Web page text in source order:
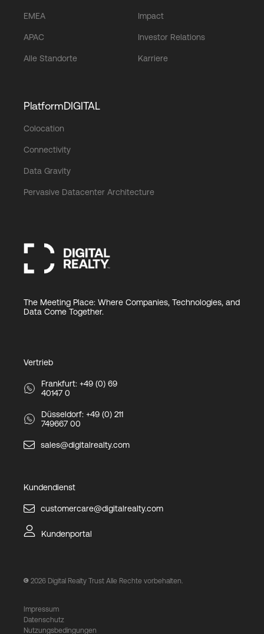
EMEA
APAC
Alle Standorte
Impact
Investor Relations
Karriere
PlatformDIGITAL
Colocation
Connectivity
Data Gravity
Pervasive Datacenter Architecture
The Meeting Place: Where Companies, Technologies, and
Data Come Together.
Vertrieb
Frankfurt: +49 (0) 69
40147 0
Düsseldorf: +49 (0) 211
749667 00
sales@digitalrealty.com
Kundendienst
customercare@digitalrealty.com
Kundenportal
2026 Digital Realty Trust Alle Rechte vorbehalten.
Impressum
Datenschutz
Nutzungsbedingungen